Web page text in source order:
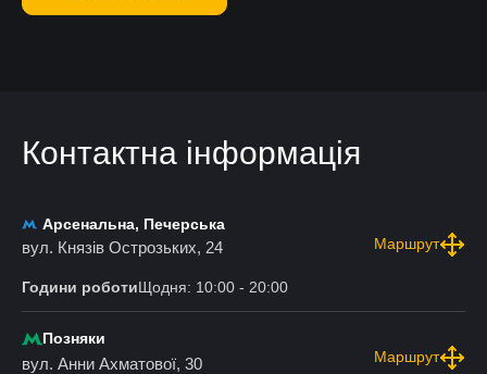
Контактна інформація
Арсенальна, Печерська
вул. Князів Острозьких, 24 Маршрут
Години роботиЩодня: 10:00 - 20:00
Позняки
вул. Анни Ахматової, 30 Маршрут